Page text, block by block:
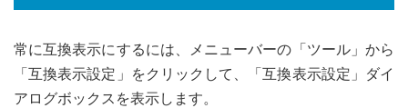
常に互換表示にするには、メニューバーの「ツール」から
「互換表示設定」をクリックして、「互換表示設定」ダイ
アログボックスを表示します。